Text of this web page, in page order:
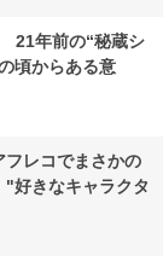
21年前の“秘蔵シ
頃からある意
フレコでまさかの
好きなキャラクタ